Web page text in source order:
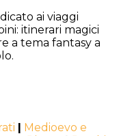
ai viaggi
itinerari magici
a tema fantasy a
Medioevo e